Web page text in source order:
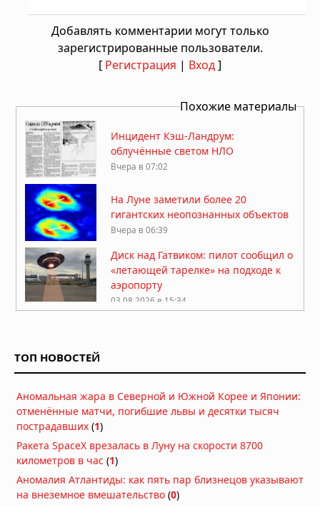
Добавлять комментарии могут только
зарегистрированные пользователи.
[ Регистрация | Вход]
Похожие материалы
Инцидент Кэш-Ландрум:
облучённые светом НЛО
Вчера в 07:02
На Луне заметили более 20
гигантских неопознанных объектов
Вчера в 06:39
Диск над Гатвиком: пилот сообщил о
«летающей тарелке» на подходе к
аэропорту
03.08.2026 в 15:34
загадочная беременность
бразильской учительницы
НЛО: Они здесь не потому, что
прилетают, а потому что никогда не
улетали — новая гипотеза физика
02.08.2026 в 09:28
ТОП НОВОСТЕЙ
Аномальная жара в Северной и Южной Корее и Японии:
отменённые матчи, погибшие львы и десятки тысяч
пострадавших (1)
Ракета SpaceX врезалась в Луну на скорости 8700
километров в час (1)
Аномалия Атлантиды: как пять пар близнецов указывают
на внеземное вмешательство (0)